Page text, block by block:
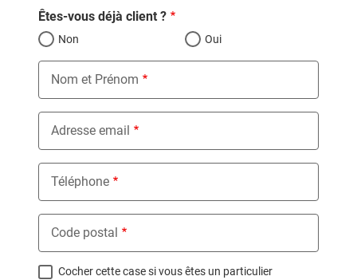
Êtes-vous déjà client ?
Non Oui
Nom et Prénom
Adresse email
Téléphone
Code postal
Cocher cette case si vous êtes un particulier